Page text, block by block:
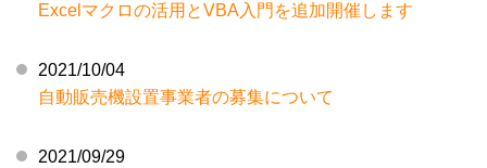
Excelマクロの活用とVBA入門を追加開催します
2021/10/04
自動販売機設置事業者の募集について
2021/09/29